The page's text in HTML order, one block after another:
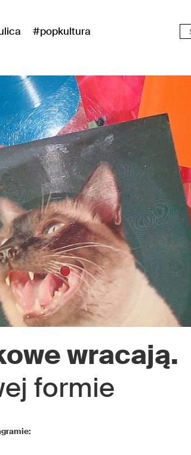
#popkultura
wracają.
formie